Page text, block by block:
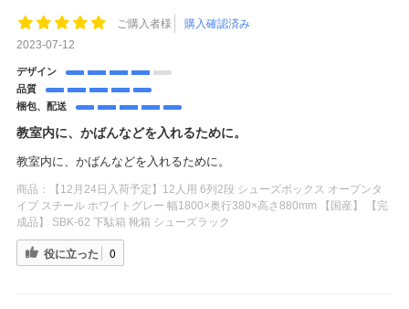
ご購入者様
購入確認済み
2023-07-12
デザイン
品質
梱包、配送
教室内に、かばんなどを入れるために。
教室内に、かばんなどを入れるために。
商品：
【12月24日入荷予定】12人用 6列2段 シューズボックス オープンタ
イプ スチール ホワイトグレー 幅1800×奥行380×高さ880mm 【国産】 【完
成品】 SBK-62 下駄箱 靴箱 シューズラック
役に立った 0